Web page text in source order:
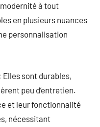
à tout
en plusieurs nuances
personnalisation
sont durables,
peu d’entretien.
et leur fonctionnalité
nécessitant